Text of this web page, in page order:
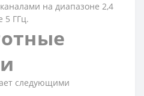
на диапазоне 2,4
5 ГГц.
следующими